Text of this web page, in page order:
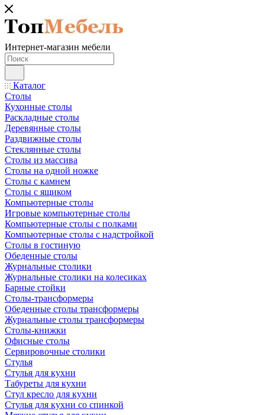
Интернет-магазин мебели
Каталог
Столы
Кухонные столы
Раскладные столы
Деревянные столы
Раздвижные столы
Стеклянные столы
Столы из массива
Столы на одной ножке
Столы с камнем
Столы с ящиком
Компьютерные столы
Игровые компьютерные столы
Компьютерные столы с полками
Компьютерные столы с надстройкой
Столы в гостиную
Обеденные столы
Журнальные столики
Журнальные столики на колесиках
Барные стойки
Столы-трансформеры
Обеденные столы трансформеры
Журнальные столы трансформеры
Столы-книжки
Офисные столы
Сервировочные столики
Стулья
Стулья для кухни
Табуреты для кухни
Стул кресло для кухни
Стулья для кухни со спинкой